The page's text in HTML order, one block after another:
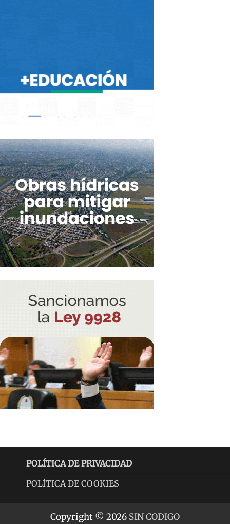
POLÍTICA DE PRIVACIDAD
POLÍTICA DE COOKIES
Copyright © 2026 SIN CODIGO